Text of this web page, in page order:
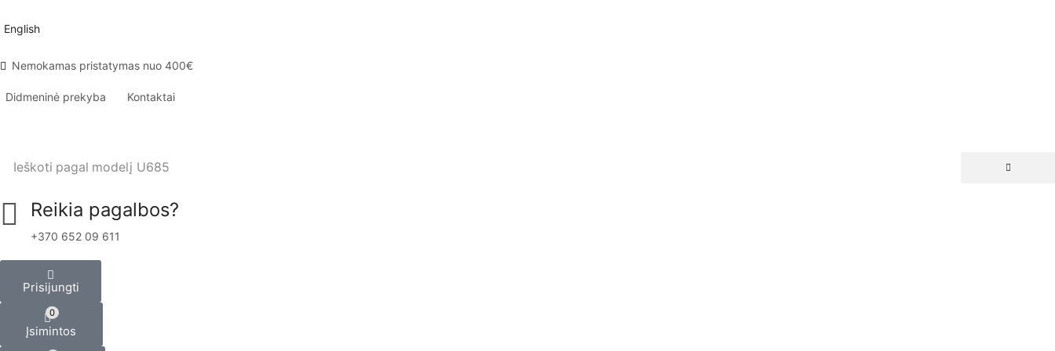
English
Nemokamas pristatymas nuo 400€
Didmeninė prekyba Kontaktai
Ieškoti pagal modelį U685
Reikia pagalbos?
+370 652 09 611
Prisijungti
0
Įsimintos